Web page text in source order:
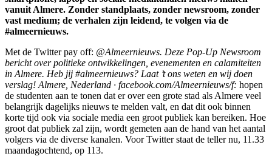
vanuit Almere. Zonder standplaats, zonder newsroom, zonder
vast medium; de verhalen zijn leidend, te volgen via de
#almeernieuws.
Met de Twitter pay off: @Almeernieuws. Deze Pop-Up Newsroom
bericht over politieke ontwikkelingen, evenementen en calamiteiten
in Almere. Heb jij #almeernieuws? Laat ’t ons weten en wij doen
verslag! Almere, Nederland · facebook.com/Almeernieuws/f: hopen
de studenten aan te tonen dat er over een grote stad als Almere veel
belangrijk dagelijks nieuws te melden valt, en dat dit ook binnen
korte tijd ook via sociale media een groot publiek kan bereiken. Hoe
groot dat publiek zal zijn, wordt gemeten aan de hand van het aantal
volgers via de diverse kanalen. Voor Twitter staat de teller nu, 11.33
maandagochtend, op 113.